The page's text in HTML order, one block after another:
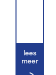
lees
meer